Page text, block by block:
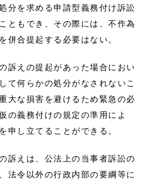
分を求める申請型義務付け訴訟
ともでき、その際には、不作為
併合提起する必要はない。
訴えの提起があった場合におい
て何らかの処分がなされないこ
大な損害を避けるため緊急の必
の義務付けの規定の準用によ
申し立てることができる。
訴えは、公法上の当事者訴訟の
法令以外の行政内部の要綱等に